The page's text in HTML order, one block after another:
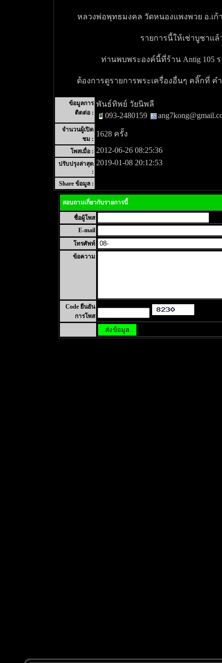
หลวงพ่อพุทธมงคล วัดหนองแพงพวย อ.เก้
รายการนี้ให้เช่าบูชาแล้
ท่านพบพระองค์นี้ที่ร้าน Antig 105 ร
ต้องการดูรายการพระเครื่องอื่นๆ คลิ๊กที่
ข้อมูลการ
ติดต่อ :
พันธ์ทิพย์ วัยนิพลี
093-2480159
จำนวนผู้เปิด
ชม :
1628 ครั้ง
โพสเมื่อ : 2012-06-26 08:25:36
ปรับปรุงล่าสุด
:
2019-01-08 20:12:53
Share ข้อมูล :
สอบถามเกี่ยวกับรายการนี้
ชื่อผู้โพส
E-mail
โทรศัพท์
ข้อความ
Code ยืนยัน
การโพส